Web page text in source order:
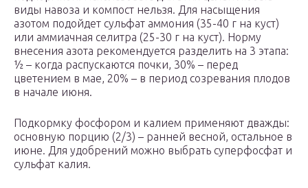
виды навоза и компост нельзя. Для насыщения
азотом подойдет сульфат аммония (35-40 г на куст)
или аммиачная селитра (25-30 г на куст). Норму
внесения азота рекомендуется разделить на 3 этапа:
½ – когда распускаются почки, 30% – перед
цветением в мае, 20% – в период созревания плодов
в начале июня.
Подкормку фосфором и калием применяют дважды:
основную порцию (2/3) – ранней весной, остальное в
июне. Для удобрений можно выбрать суперфосфат и
сульфат калия.